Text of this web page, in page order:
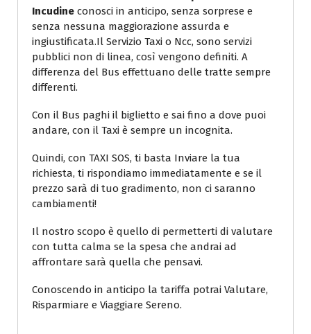
Incudine conosci in anticipo, senza sorprese e
senza nessuna maggiorazione assurda e
ingiustificata.Il Servizio Taxi o Ncc, sono servizi
pubblici non di linea, così vengono definiti. A
differenza del Bus effettuano delle tratte sempre
differenti.
Con il Bus paghi il biglietto e sai fino a dove puoi
andare, con il Taxi è sempre un incognita.
Quindi, con TAXI SOS, ti basta Inviare la tua
richiesta, ti rispondiamo immediatamente e se il
prezzo sarà di tuo gradimento, non ci saranno
cambiamenti!
Il nostro scopo è quello di permetterti di valutare
con tutta calma se la spesa che andrai ad
affrontare sarà quella che pensavi.
Conoscendo in anticipo la tariffa potrai Valutare,
Risparmiare e Viaggiare Sereno.